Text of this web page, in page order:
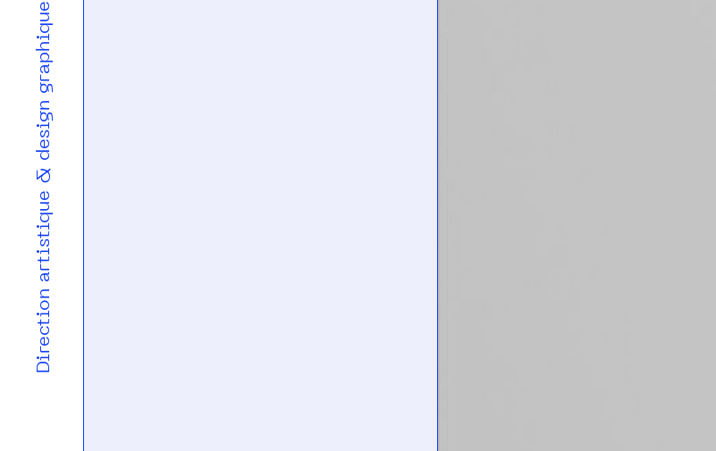
Direction artistique & design graphique